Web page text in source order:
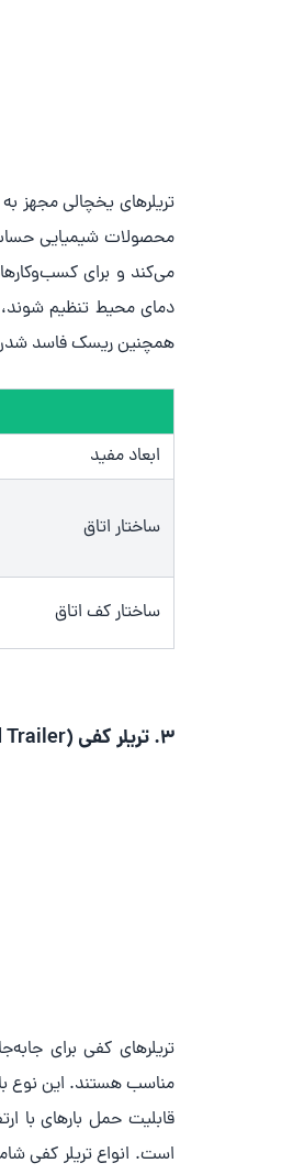
تریلرهای یخچالی مجهز
محصولات شیمیایی حساس
می‌کند و برای
دمای محیط تنظیم
همچنین ریسک فاسد شدن
ابعاد مفید
ساختار اتاق
ساختار کف اتاق
3. تریلر کفی (Flatbed Trailer)
تریلرهای کفی برای
مناسب هستند. این نوع
قابلیت حمل بارهای با
است. انواع تریلر کفی